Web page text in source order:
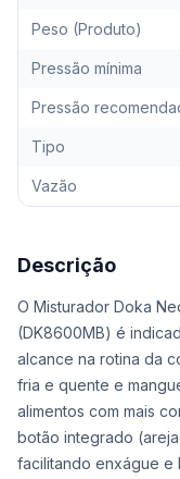
Peso (Produto)
Pressão mínima
Pressão
Tipo
Vazão
Descrição
O Misturador Doka
(DK8600MB) é
alcance na rotina da
fria e quente e
alimentos com mais
botão integrado
facilitando enxágue e